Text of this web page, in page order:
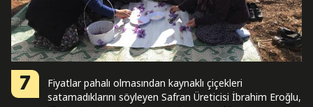
7
Fiyatlar pahalı olmasından kaynaklı çiçekleri
satamadıklarını söyleyen Safran Üreticisi İbrahim Eroğlu,